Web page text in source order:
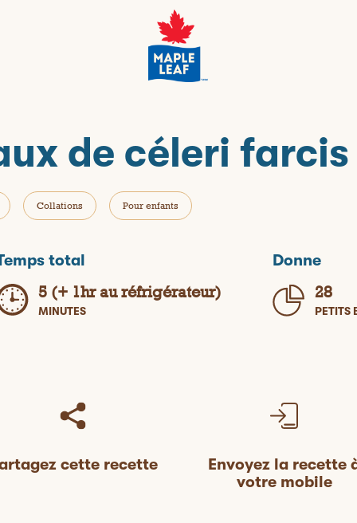
de céleri
Collations Pour enfants
total
5 (+ 1hr au réfrigérateur)
MINUTES
Donne
28
PETITS
cette recette
Envoyez la recette
votre mobile